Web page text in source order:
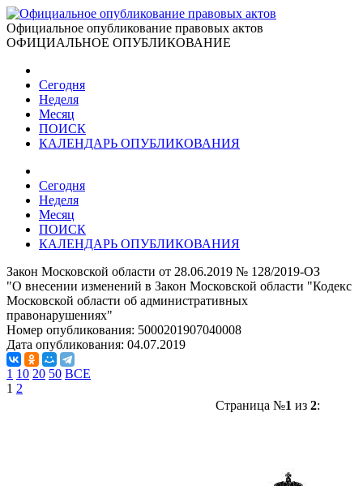
Официальное опубликование правовых актов
ОФИЦИАЛЬНОЕ ОПУБЛИКОВАНИЕ
Сегодня
Неделя
Месяц
ПОИСК
КАЛЕНДАРЬ ОПУБЛИКОВАНИЯ
Сегодня
Неделя
Месяц
ПОИСК
КАЛЕНДАРЬ ОПУБЛИКОВАНИЯ
Закон Московской области от 28.06.2019 № 128/2019-ОЗ
"О внесении изменений в Закон Московской области "Кодекс
Московской области об административных
правонарушениях"
Номер опубликования: 5000201907040008
Дата опубликования: 04.07.2019
1 10 20 50 ВСЕ
1 2
Страница №1 из 2: